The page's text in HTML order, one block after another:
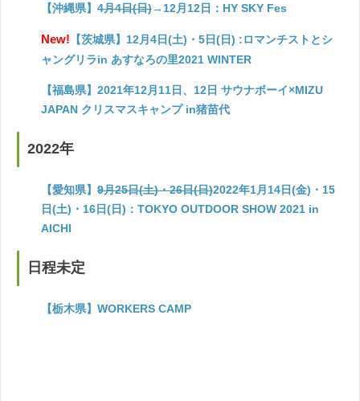
【沖縄県】 4月4日(日)→12月12日：HY SKY Fes
New! 【茨城県】12月4日(土)・5日(日) :ロマンチストとシ
ャングリラin あすなろの里2021 WINTER
【福島県】2021年12月11日、12日 サウナボーイ×MIZU
JAPAN クリスマスキャンプ in猪苗代
2022年
【愛知県】 9月25日(土)・26日(日)2022年1月14日(金)・15
日(土)・16日(日)：TOKYO OUTDOOR SHOW 2021 in
AICHI
日程未定
【栃木県】WORKERS CAMP